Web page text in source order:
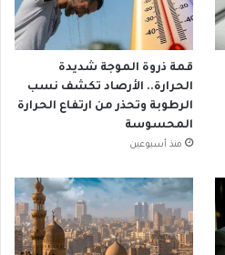
قمة ذروة الموجة شديدة
الحرارة.. الأرصاد تكشف نسب
الرطوبة وتحذر من ارتفاع الحرارة
المحسوسة
منذ أسبوعين